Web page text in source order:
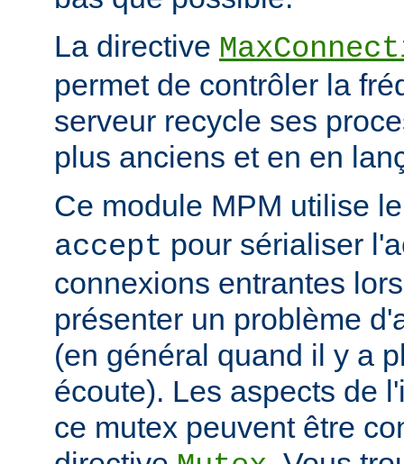
La directive
permet de contrôler la
serveur recycle ses
plus anciens et en en
Ce module MPM utilise
accept pour sérialiser
connexions entrantes
présenter un problème
(en général quand il y a
écoute). Les aspects de
ce mutex peuvent être